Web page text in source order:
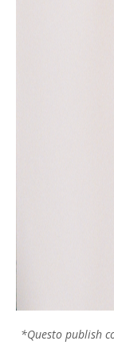
*Questo publish